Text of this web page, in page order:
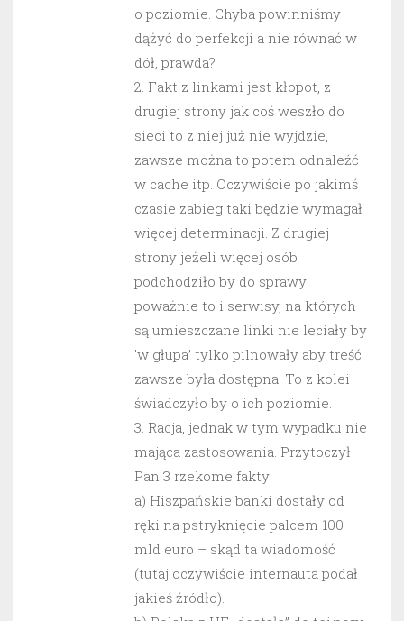
o poziomie. Chyba powinniśmy
dążyć do perfekcji a nie równać w
dół, prawda?
2. Fakt z linkami jest kłopot, z
drugiej strony jak coś weszło do
sieci to z niej już nie wyjdzie,
zawsze można to potem odnaleźć
w cache itp. Oczywiście po jakimś
czasie zabieg taki będzie wymagał
więcej determinacji. Z drugiej
strony jeżeli więcej osób
podchodziło by do sprawy
poważnie to i serwisy, na których
są umieszczane linki nie leciały by
'w głupa’ tylko pilnowały aby treść
zawsze była dostępna. To z kolei
świadczyło by o ich poziomie.
3. Racja, jednak w tym wypadku nie
mająca zastosowania. Przytoczył
Pan 3 rzekome fakty:
a) Hiszpańskie banki dostały od
ręki na pstryknięcie palcem 100
mld euro – skąd ta wiadomość
(tutaj oczywiście internauta podał
jakieś źródło).